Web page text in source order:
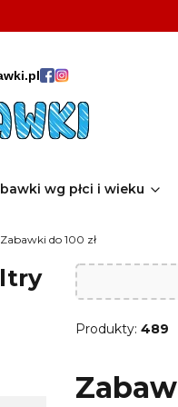
wg płci i wieku
Zabawki do 100 zł
Produkty: 489